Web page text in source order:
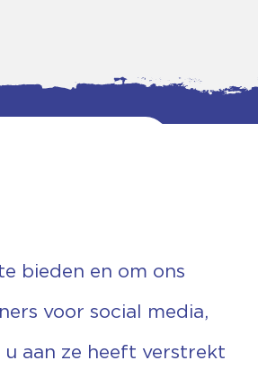
bieden en om ons
voor social media,
aan ze heeft verstrekt